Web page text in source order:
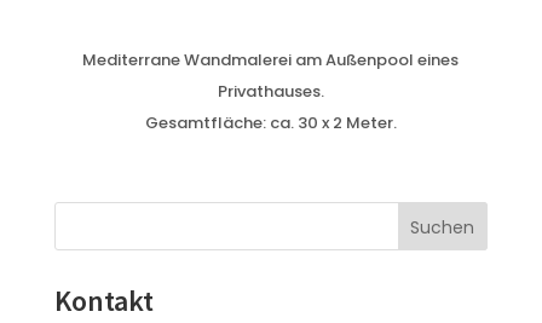
Mediterrane Wandmalerei am Außenpool eines
Privathauses.
Gesamtfläche: ca. 30 x 2 Meter.
Kontakt